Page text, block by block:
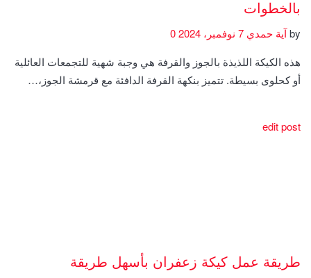
بالخطوات
byآية حمدي
هذه الكيكة اللذيذة بالجوز والقرفة هي وجبة شهية للتجمعات العائلية
أو كحلوى بسيطة. تتميز بنكهة القرفة الدافئة مع قرمشة الجوز،…
edit post
طريقة عمل كيكة زعفران بأسهل طريقة